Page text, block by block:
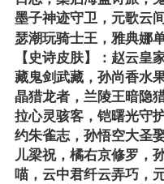
墨子神迹守卫，元歌云
瑟潮玩骑士王，雅典娜
【史诗皮肤】：赵云皇
藏鬼剑武藏，孙尚香水
晶猎龙者，兰陵王暗隐
拉心灵骇客，铠曙光守
约朱雀志，孙悟空大圣
儿梁祝，橘右京修罗，
喵，云中君纤云弄巧，